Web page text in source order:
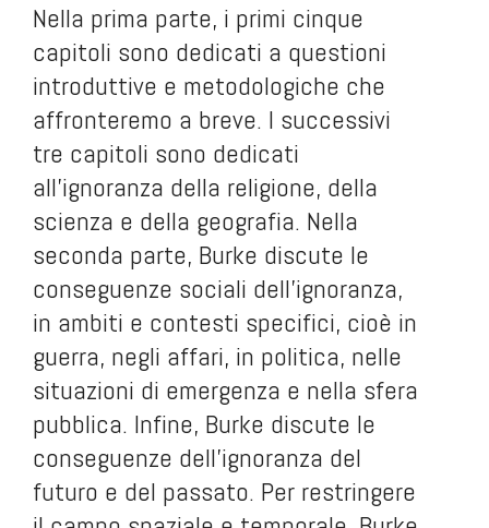
Nella prima parte, i primi cinque
capitoli sono dedicati a questioni
introduttive e metodologiche che
affronteremo a breve. I successivi
tre capitoli sono dedicati
all’ignoranza della religione, della
scienza e della geografia. Nella
seconda parte, Burke discute le
conseguenze sociali dell’ignoranza,
in ambiti e contesti specifici, cioè in
guerra, negli affari, in politica, nelle
situazioni di emergenza e nella sfera
pubblica. Infine, Burke discute le
conseguenze dell’ignoranza del
futuro e del passato. Per restringere